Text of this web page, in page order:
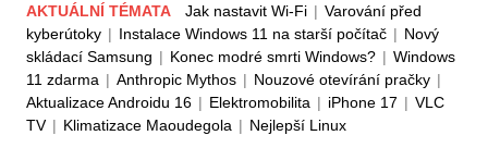
AKTUÁLNÍ TÉMATA Jak nastavit Wi-Fi | Varování před
kyberútoky | Instalace Windows 11 na starší počítač | Nový
skládací Samsung | Konec modré smrti Windows? | Windows
11 zdarma | Anthropic Mythos | Nouzové otevírání pračky |
Aktualizace Androidu 16 | Elektromobilita | iPhone 17 | VLC
TV | Klimatizace Maoudegola | Nejlepší Linux